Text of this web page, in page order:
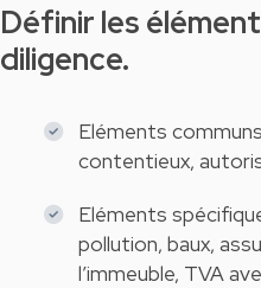
Définir les éléments indispensables à examiner lors d’une due
diligence.
Eléments
contentieux,
Eléments
pollution, baux,
l’immeuble, TVA